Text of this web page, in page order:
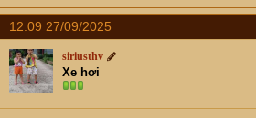
12:09 27/09/2025
siriusthv
Xe hơi